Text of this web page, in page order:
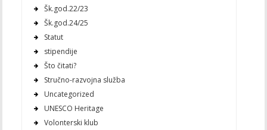
Šk.god.22/23
Šk.god.24/25
Statut
stipendije
Što čitati?
Stručno-razvojna služba
Uncategorized
UNESCO Heritage
Volonterski klub